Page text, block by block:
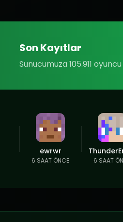
Son Kayıtlar
Sunucumuza 105.911
ewrwr
6 SAAT ÖNCE 6 SAAT